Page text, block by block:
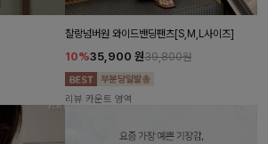
찰랑넘버원 와이드밴딩팬츠[S,M,L사이즈]
10%35,900 원39,800원
리뷰 카운트 영역